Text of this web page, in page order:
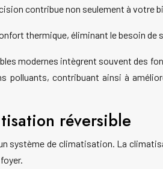
contribue non seulement à votre
thermique, éliminant le besoin de
modernes intègrent souvent des
contribuant ainsi à
réversible
système de climatisation. La